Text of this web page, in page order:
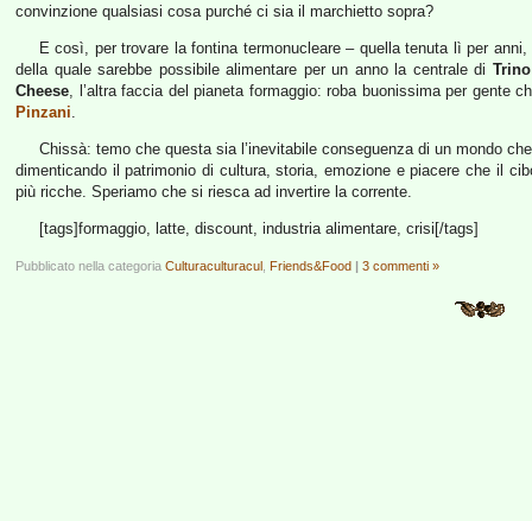
convinzione qualsiasi cosa purché ci sia il marchietto sopra?
E così, per trovare la fontina termonucleare – quella tenuta lì per
della quale sarebbe possibile alimentare per un anno la centrale di Trino
Cheese, l’altra faccia del pianeta formaggio: roba buonissima per gente
Pinzani.
Chissà: temo che questa sia l’inevitabile conseguenza di un mondo
dimenticando il patrimonio di cultura, storia, emozione e piacere che il
più ricche. Speriamo che si riesca ad invertire la corrente.
[tags]formaggio, latte, discount, industria alimentare, crisi[/tags]
Pubblicato nella categoria Culturaculturacul Friends&Food | 3 commenti »